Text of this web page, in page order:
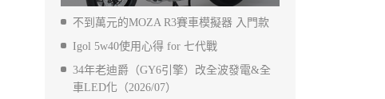
不到萬元的MOZA R3賽車模擬器 入門款
Igol 5w40使用心得 for 七代戰
34年老迪爵（GY6引擎）改全波發電&全
車LED化（2026/07）